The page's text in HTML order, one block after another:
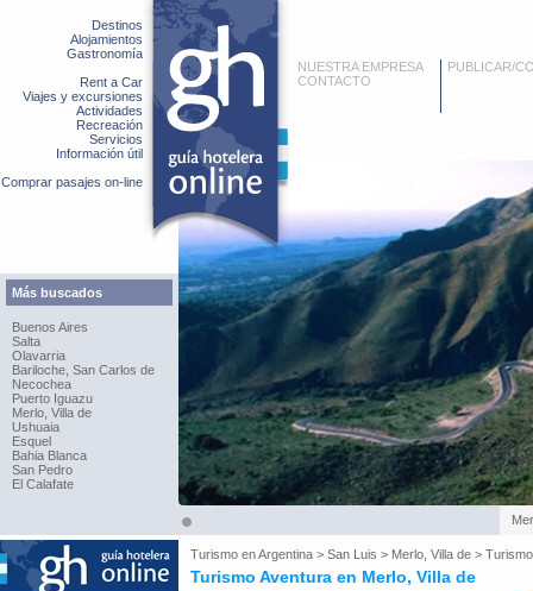
Destinos
Alojamientos
Gastronomía
Rent a Car
Viajes y excursiones
Actividades
Recreación
Servicios
Información útil
Comprar pasajes on-line
Más buscados
Buenos Aires
Salta
Olavarria
Bariloche, San Carlos de
Necochea
Puerto Iguazu
Merlo, Villa de
Ushuaia
Esquel
Bahia Blanca
San Pedro
El Calafate
NUESTRA EMPRESA
CONTACTO
PUBLICAR/
Turismo enArgentina > San Luis > Merlo, Villa de >
Turismo Aventura en Merlo, Villa de